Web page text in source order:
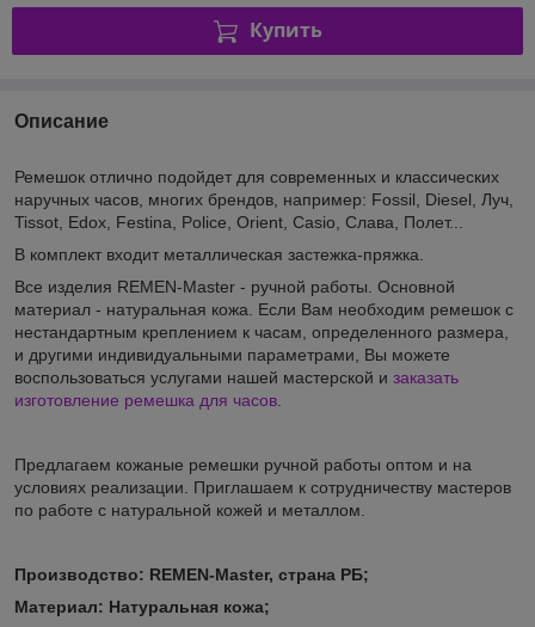
Купить
Описание
Ремешок отлично подойдет для современных и классических
наручных часов, многих брендов, например: Fossil, Diesel, Луч,
Tissot, Edox, Festina, Police, Orient, Casio, Слава, Полет...
В комплект входит металлическая застежка-пряжка.
Все изделия REMEN-Master - ручной работы. Основной
материал - натуральная кожа. Если Вам необходим ремешок с
нестандартным креплением к часам, определенного размера,
и другими индивидуальными параметрами, Вы можете
воспользоваться услугами нашей мастерской и заказать
изготовление ремешка для часов
Предлагаем кожаные ремешки ручной работы оптом и на
условиях реализации. Приглашаем к сотрудничеству мастеров
по работе с натуральной кожей и металлом.
Производство: REMEN-Master, страна РБ;
Материал: Натуральная кожа;